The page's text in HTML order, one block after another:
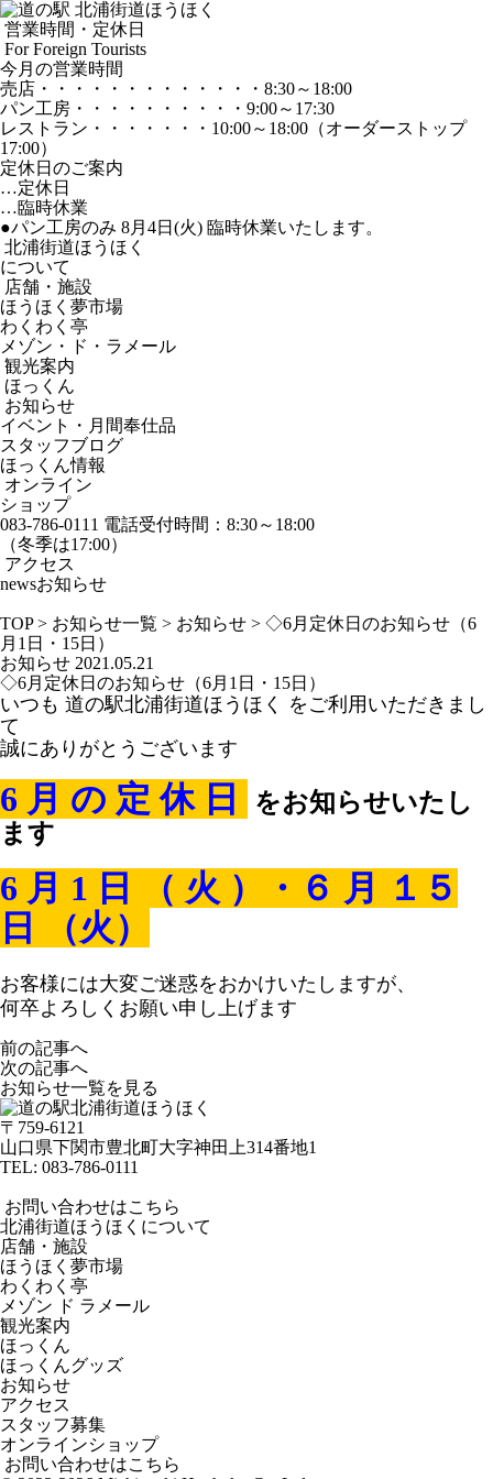
営業時間・定休日
For Foreign Tourists
今月の営業時間
売店 ・・・・・・・・・・・・・ 8:30～18:00
パン工房 ・・・・・・・・・・ 9:00～17:30
レストラン ・・・・・・・ 10:00～18:00 （オーダーストップ
17:00）
定休日のご案内
…定休日
…臨時休業
●パン工房のみ 8月4日(火) 臨時休業いたします。
北浦街道ほうほく
について
店舗・施設
ほうほく夢市場
わくわく亭
メゾン・ド・ラメール
観光案内
ほっくん
お知らせ
イベント・月間奉仕品
スタッフブログ
ほっくん情報
オンライン
ショップ
083-786-0111 電話受付時間：8:30～18:00
（冬季は17:00）
アクセス
newsお知らせ
TOP> お知らせ一覧 > お知らせ > ◇6月定休日のお知らせ（6
月1日・15日）
お知らせ 2021.05.21
◇6月定休日のお知らせ（6月1日・15日）
いつも 道の駅北浦街道ほうほく をご利用いただきまし
て
誠にありがとうございます
6 月 の 定 休 日
をお知らせいたし
ます
6 月 1 日 （ 火 ）・６ 月 １５
日 （火）
お客様には大変ご迷惑をおかけいたしますが、
何卒よろしくお願い申し上げます
前の記事へ
次の記事へ
お知らせ一覧を見る
〒759-6121
山口県下関市豊北町大字神田上314番地1
TEL: 083-786-0111
お問い合わせはこちら
北浦街道ほうほくについて
店舗・施設
ほうほく夢市場
わくわく亭
メゾン ド ラメール
観光案内
ほっくん
ほっくんグッズ
お知らせ
アクセス
スタッフ募集
オンラインショップ
お問い合わせはこちら